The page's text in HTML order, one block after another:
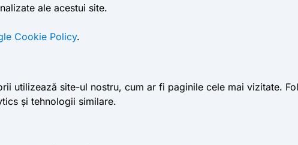
ale acestui site.
Cookie Policy.
utilizează site-ul nostru, cum ar fi paginile cele mai vizitate.
și tehnologii similare.